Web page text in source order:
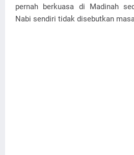
pernah berkuasa di Madinah
Nabi sendiri tidak disebutkan